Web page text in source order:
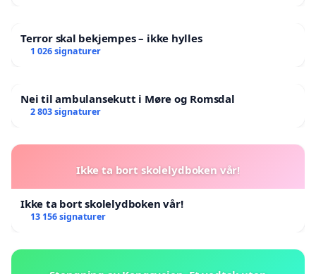
Terror skal bekjempes – ikke hylles
1 026 signaturer
Nei til ambulansekutt i Møre og Romsdal
2 803 signaturer
Ikke ta bort skolelydboken vår!
Ikke ta bort skolelydboken vår!
13 156 signaturer